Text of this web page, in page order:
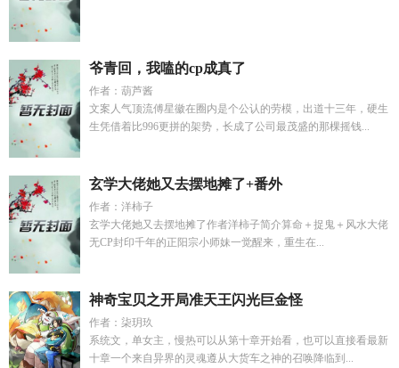
爷青回，我嗑的cp成真了
作者：葫芦酱
文案人气顶流傅星徽在圈内是个公认的劳模，出道十三年，硬生
生凭借着比996更拼的架势，长成了公司最茂盛的那棵摇钱...
玄学大佬她又去摆地摊了+番外
作者：洋柿子
玄学大佬她又去摆地摊了作者洋柿子简介算命＋捉鬼＋风水大佬
无CP封印千年的正阳宗小师妹一觉醒来，重生在...
神奇宝贝之开局准天王闪光巨金怪
作者：柒玥玖
系统文，单女主，慢热可以从第十章开始看，也可以直接看最新
十章一个来自异界的灵魂遵从大货车之神的召唤降临到...